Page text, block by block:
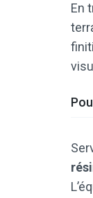
En